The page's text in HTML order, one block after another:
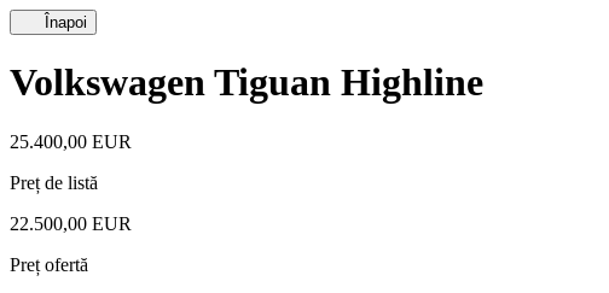
Înapoi
Volkswagen Tiguan Highline
25.400,00 EUR
Preț de listă
22.500,00 EUR
Preț ofertă